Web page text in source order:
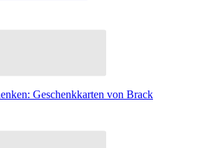
Geschenkkarten von Brack